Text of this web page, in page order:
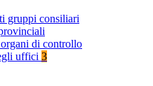
gruppi consiliari
di controllo
uffici 3